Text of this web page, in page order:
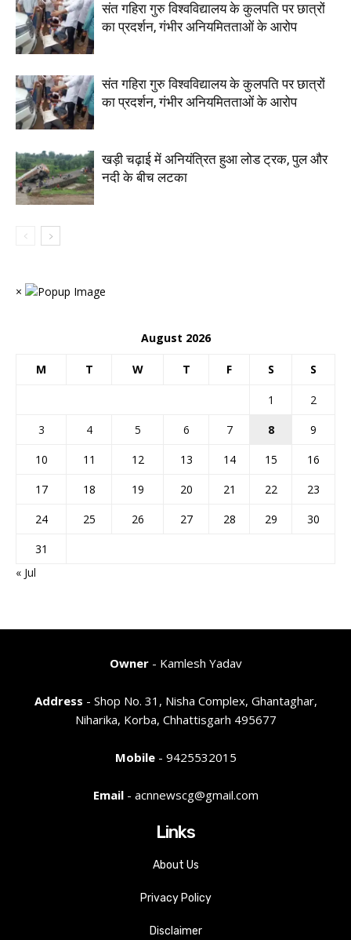
संत गहिरा गुरु विश्वविद्यालय के कुलपति पर छात्रों
का प्रदर्शन, गंभीर अनियमितताओं के आरोप
संत गहिरा गुरु विश्वविद्यालय के कुलपति पर छात्रों
का प्रदर्शन, गंभीर अनियमितताओं के आरोप
खड़ी चढ़ाई में अनियंत्रित हुआ लोड ट्रक, पुल और
नदी के बीच लटका
×
August 2026
M T W T F S S
1
2
3
4 5 6 7 8
9
10
11 12 13 14 15
16
17
18 19 20 21 22
23
24
25 26 27 28 29
30
31
« Jul
Owner- Kamlesh Yadav
Address - Shop No. 31, Nisha Complex, Ghantaghar,
Niharika, Korba, Chhattisgarh 495677
Mobile- 9425532015
Email- acnnewscg@gmail.com
Links
About Us
Privacy Policy
Disclaimer